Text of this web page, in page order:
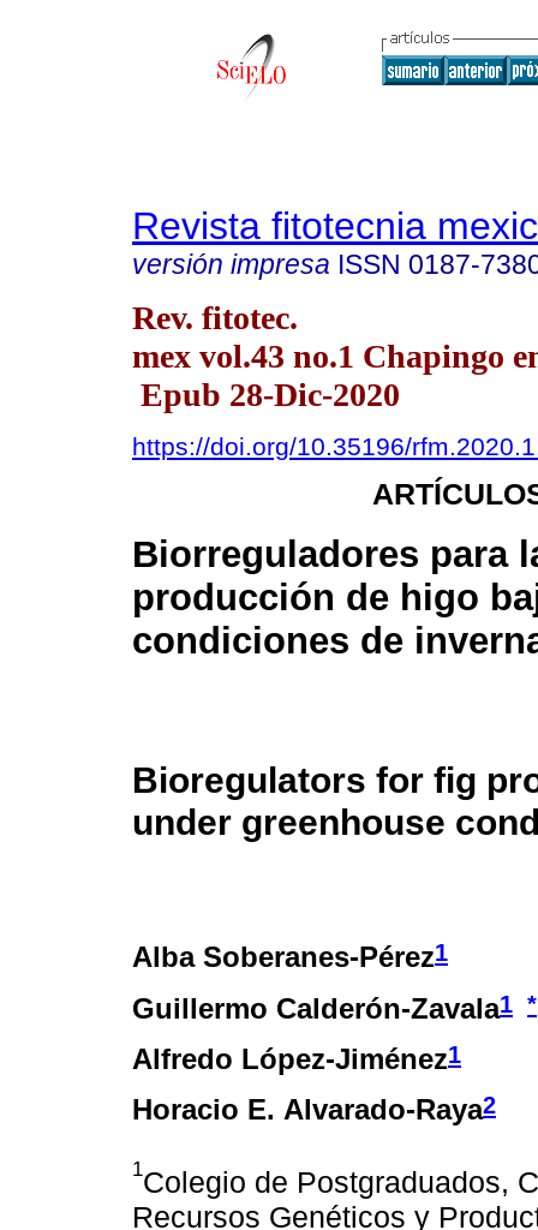
Revista fitotecnia
versión impresa ISSN 0187-
Rev. fitotec.
mex vol.43 no.1 Chapingo
Epub 28-Dic-2020
https://doi.org/10.35196/
Biorreguladores para
producción de higo
condiciones de
Bioregulators for fig
under greenhouse
Alba Soberanes-Pérez1
Guillermo Calderón-Zavala1 *
Alfredo López-Jiménez1
Horacio E. Alvarado-Raya2
1Colegio de Postgraduados,
Recursos Genéticos y